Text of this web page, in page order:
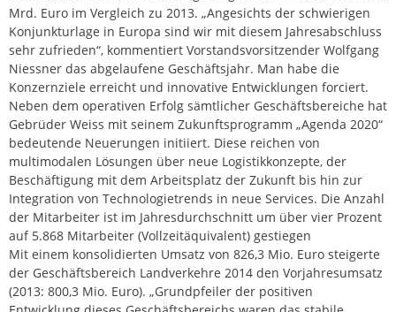
Mrd. Euro im Vergleich zu 2013. „Angesichts der schwierigen
Konjunkturlage in Europa sind wir mit diesem Jahresabschluss
sehr zufrieden“, kommentiert Vorstandsvorsitzender Wolfgang
Niessner das abgelaufene Geschäftsjahr. Man habe die
Konzernziele erreicht und innovative Entwicklungen forciert.
Neben dem operativen Erfolg sämtlicher Geschäftsbereiche hat
Gebrüder Weiss mit seinem Zukunftsprogramm „Agenda 2020“
bedeutende Neuerungen initiiert. Diese reichen von
multimodalen Lösungen über neue Logistikkonzepte, der
Beschäftigung mit dem Arbeitsplatz der Zukunft bis hin zur
Integration von Technologietrends in neue Services. Die Anzahl
der Mitarbeiter ist im Jahresdurchschnitt um über vier Prozent
auf 5.868 Mitarbeiter (Vollzeitäquivalent) gestiegen
Mit einem konsolidierten Umsatz von 826,3 Mio. Euro steigerte
der Geschäftsbereich Landverkehre 2014 den Vorjahresumsatz
(2013: 800,3 Mio. Euro). „Grundpfeiler der positiven